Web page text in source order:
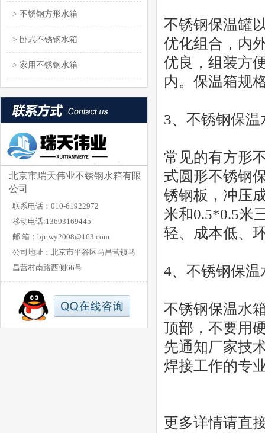
不锈钢保温罐
优化组合，内
优良，组装方
内。保温箱规
3、不锈钢保
常见的有方形
式圆形不锈钢
锈钢板，冲压
米和0.5*0.5米
轻、成本低、
4、不锈钢保
不锈钢保温水
顶部，不要用
先通知厂家技
焊接工作的专
更多详情请直
> 不锈钢方形水箱
> 卧式不锈钢水箱
> 家用不锈钢水箱
北京市瑞天伟业不锈钢水箱有限
公司
联系电话：010-61922972
移动电话:13693169445
邮 箱：bjrtwy2008@163.com
公司地址：北京市平谷区马昌营镇马
昌营村南路西侧66号